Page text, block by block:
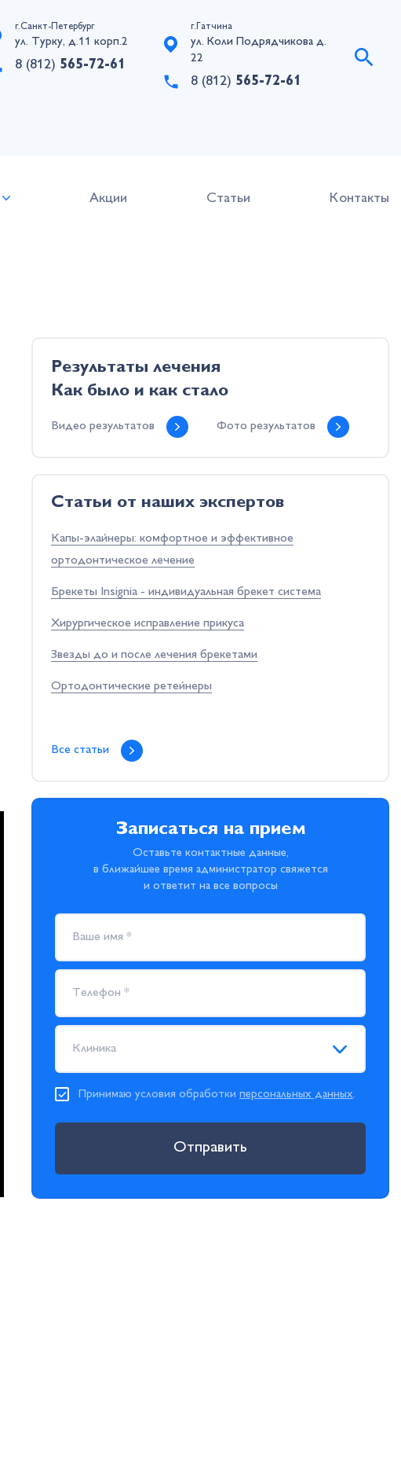
г.Санкт-Петербург
ул. Турку, д.11 корп.2
8 (812) 565-72-61
г.Гатчина
ул. Коли Подрядчикова д.
22
8 (812) 565-72-61
Акции Статьи Контакты
Результаты лечения
Как было и как стало
Видео результатов Фото результатов
Cтатьи от наших экспертов
Капы-элайнеры: комфортное и эффективное
ортодонтическое лечение
Брекеты Insignia - индивидуальная брекет система
Хирургическое исправление прикуса
Звезды до и после лечения брекетами
Ортодонтические ретейнеры
Все статьи
Записаться на прием
Оставьте контактные данные,
в ближайшее время администратор свяжется
и ответит на все вопросы
Клиника
Принимаю условия обработки персональных данных.
Отправить